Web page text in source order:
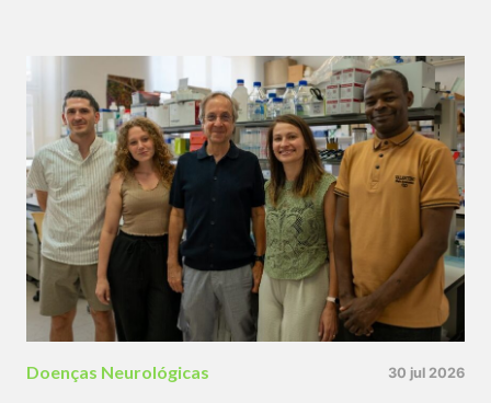
Doenças Neurológicas 30 jul 2026